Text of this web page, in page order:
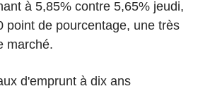
à 5,85% contre 5,65% jeudi,
point de pourcentage, une très
marché.
d'emprunt à dix ans